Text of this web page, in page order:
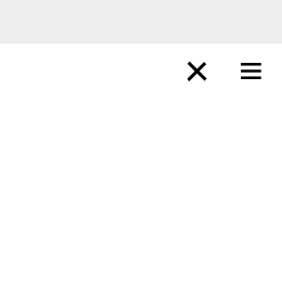
X-projet